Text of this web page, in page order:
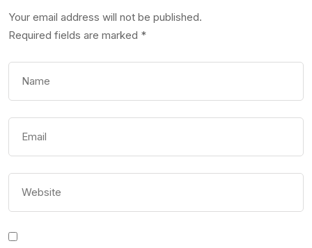
Your email address will not be published.
Required fields are marked *